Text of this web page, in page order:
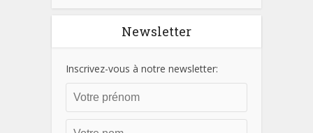
Newsletter
Inscrivez-vous à notre newsletter: